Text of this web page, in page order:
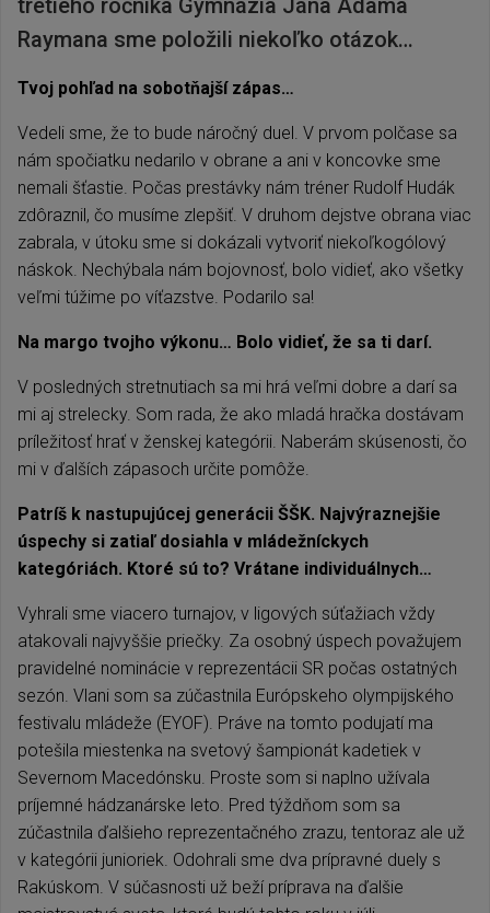
tretieho ročníka Gymnázia Jána Adama
Raymana sme položili niekoľko otázok…
Tvoj pohľad na sobotňajší zápas…
Vedeli sme, že to bude náročný duel. V prvom polčase sa
nám spočiatku nedarilo v obrane a ani v koncovke sme
nemali šťastie. Počas prestávky nám tréner Rudolf Hudák
zdôraznil, čo musíme zlepšiť. V druhom dejstve obrana viac
zabrala, v útoku sme si dokázali vytvoriť niekoľkogólový
náskok. Nechýbala nám bojovnosť, bolo vidieť, ako všetky
veľmi túžime po víťazstve. Podarilo sa!
Na margo tvojho výkonu… Bolo vidieť, že sa ti darí.
V posledných stretnutiach sa mi hrá veľmi dobre a darí sa
mi aj strelecky. Som rada, že ako mladá hračka dostávam
príležitosť hrať v ženskej kategórii. Naberám skúsenosti, čo
mi v ďalších zápasoch určite pomôže.
Patríš k nastupujúcej generácii ŠŠK. Najvýraznejšie
úspechy si zatiaľ dosiahla v mládežníckych
kategóriách. Ktoré sú to? Vrátane individuálnych…
Vyhrali sme viacero turnajov, v ligových súťažiach vždy
atakovali najvyššie priečky. Za osobný úspech považujem
pravidelné nominácie v reprezentácii SR počas ostatných
sezón. Vlani som sa zúčastnila Európskeho olympijského
festivalu mládeže (EYOF). Práve na tomto podujatí ma
potešila miestenka na svetový šampionát kadetiek v
Severnom Macedónsku. Proste som si naplno užívala
príjemné hádzanárske leto. Pred týždňom som sa
zúčastnila ďalšieho reprezentačného zrazu, tentoraz ale už
v kategórii junioriek. Odohrali sme dva prípravné duely s
Rakúskom. V súčasnosti už beží príprava na ďalšie